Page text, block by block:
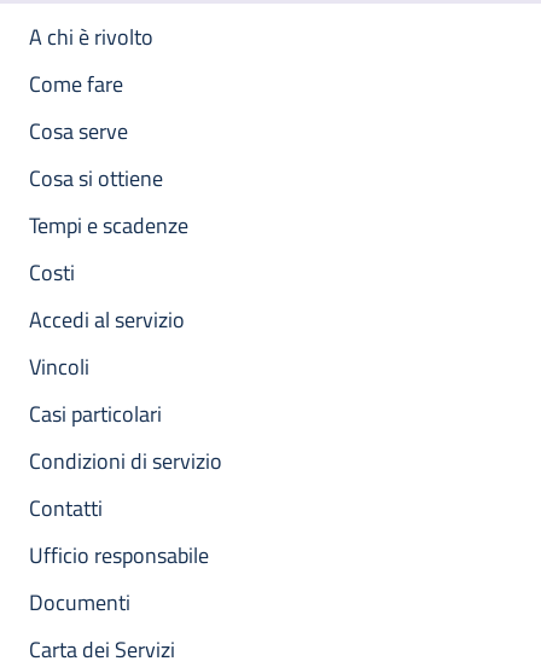
A chi è rivolto
Come fare
Cosa serve
Cosa si ottiene
Tempi e scadenze
Costi
Accedi al servizio
Vincoli
Casi particolari
Condizioni di servizio
Contatti
Ufficio responsabile
Documenti
Carta dei Servizi